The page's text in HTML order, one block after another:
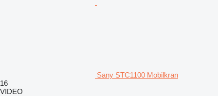
Sany STC1100 Mobilkran
16
VIDEO